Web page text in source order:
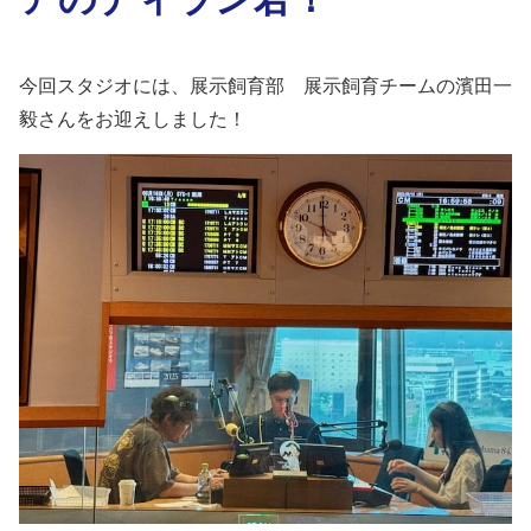
今回スタジオには、展示飼育部 展示飼育チームの濱田一
毅さんをお迎えしました！